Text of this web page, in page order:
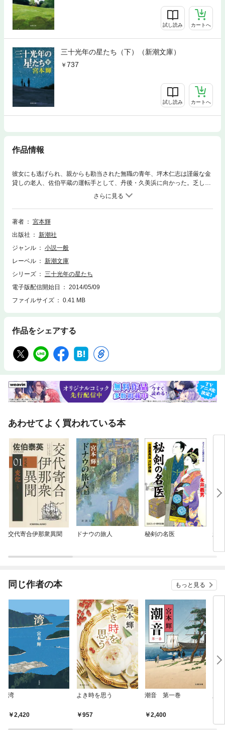
試し読み カートへ
三十光年の星たち（下）（新潮文庫）
737
試し読み カートへ
作品情報
彼女にも逃げられ、親からも勘当された無職の青年、坪木仁志は謹厳な金
貸しの老人、佐伯平蔵の運転手として、丹後・久美浜に向かった。乏しい
生活費から毎月数千円を三十二年に渡って佐伯に返済し続けた女性に会う
ためだった。そこで仁志は本物の森を作るという運動に参加することにな
るのだが──。若者の再起と生きることの本当の意味を、圧倒的な感動と
ともに紡ぎ出す傑作長編。
著者
宮本輝
出版社
新潮社
ジャンル
小説一般
レーベル
新潮文庫
シリーズ
三十光年の星たち
電子版配信開始日
2014/05/09
ファイルサイズ
0.41 MB
作品をシェアする
あわせてよく買われている本
交代寄合伊那衆異聞 ドナウの旅人 秘剣の名医 新
同じ作者の本 もっと見る
湾
2,420
よき時を思う
957
潮音 第一巻
2,400